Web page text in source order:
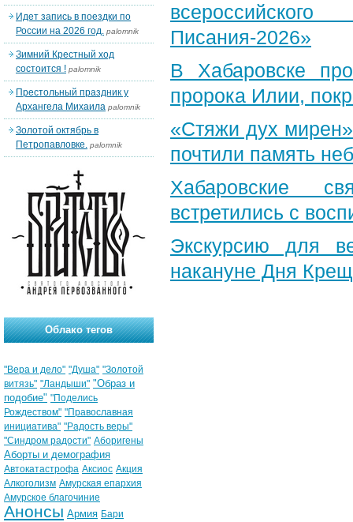
Писания-2026»
В Хабаровске
пророка Илии,
«Стяжи дух
почтили память
Хабаровские
встретились с
Экскурсию для
накануне Дня
Идет запись в поездки по
России на 2026 год. palomnik
Зимний Крестный ход
состоится ! palomnik
Престольный праздник у
Архангела Михаила palomnik
Золотой октябрь в
Петропавловке. palomnik
Облако тегов
"Вера и дело" "Душа" "Золотой
витязь" "Ландыши" "Образ и
подобие" "Поделись
Рождеством" "Православная
инициатива" "Радость веры"
"Синдром радости" Аборигены
Аборты и демография
Автокатастрофа Аксиос Акция
Алкоголизм Амурская епархия
Амурское благочиние
Анонсы Армия Бари